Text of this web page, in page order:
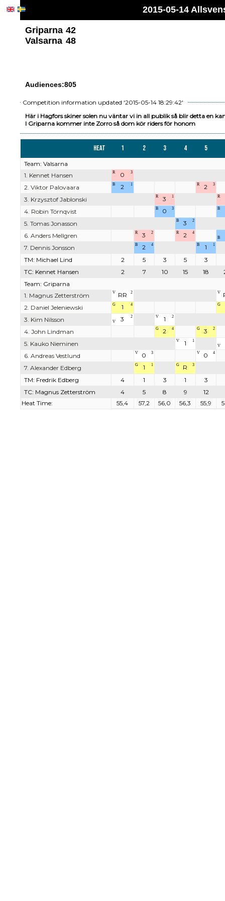
2015-05-14
Griparna 42
Valsarna 48
Audiences:805
Competition information updated '2015-05-14 18:29:42'
Här i Hagfors skiner solen nu väntar vi in all publik så blir detta en
I Griparna kommer inte Zorro så dom kör riders för honom
Heat 1 2 3 4 5
Team: Valsarna
1. Kennet Hansen
R 0 3
2. Viktor Palovaara B 2 1 R 2 3
3. Krzysztof Jablonski R 3 1 R
4. Robin Törnqvist B 0 3 B
5. Tomas Jonasson B 3 2
6. Anders Mellgren R 3 2 R 2
4
B
7. Dennis Jonsson B 2 4 B 1 1
TM: Michael Lind 2 5 3 5
3
TC: Kennet Hansen
2 7 10 15 18
Team: Griparna
1. Magnus Zetterström
V RR 2 V
2. Daniel Jeleniewski
G 1 4 G
3. Kim Nilsson 3
2
V
V 1 2
4. John Lindman G 2 4 G 3 2
5. Kauko Nieminen V 1
1
V
6. Andreas Vestlund V 0 3 V 0 4
7. Alexander Edberg G 1 1 G R 3
TM: Fredrik Edberg 4 1 3 1
3
TC: Magnus Zetterström
4 5 8 9 12
Heat Time:
55,4 57,2 56,0 56,3 55,9